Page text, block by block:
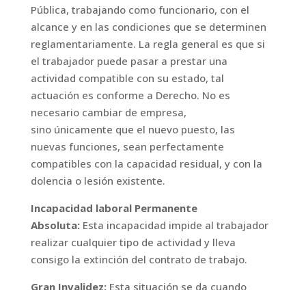
Pública, trabajando como funcionario, con el
alcance y en las condiciones que se determinen
reglamentariamente. La regla general es que si
el trabajador puede pasar a prestar una
actividad compatible con su estado, tal
actuación es conforme a Derecho. No es
necesario cambiar de empresa,
sino únicamente que el nuevo puesto, las
nuevas funciones, sean perfectamente
compatibles con la capacidad residual, y con la
dolencia o lesión existente.
Incapacidad laboral Permanente
Absoluta: Esta incapacidad impide al trabajador
realizar cualquier tipo de actividad y lleva
consigo la extinción del contrato de trabajo.
Gran Invalidez: Esta situación se da cuando